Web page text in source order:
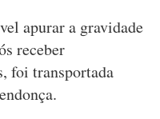
apurar a gravidade
receber
foi transportada